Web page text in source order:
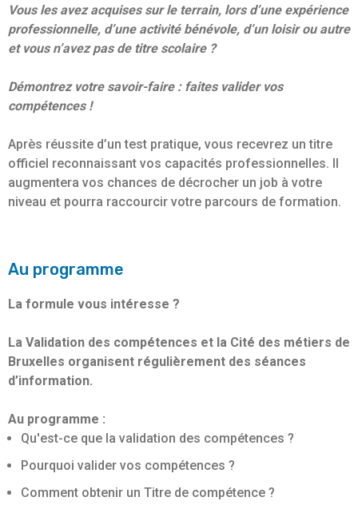
Vous les avez acquises sur le terrain, lors d’une expérience
professionnelle, d’une activité bénévole, d’un loisir ou autre
et vous n’avez pas de titre scolaire ?
Démontrez votre savoir-faire : faites valider vos
compétences !
Après réussite d’un test pratique, vous recevrez un titre
officiel reconnaissant vos capacités professionnelles. Il
augmentera vos chances de décrocher un job à votre
niveau et pourra raccourcir votre parcours de formation.
Au programme
La formule vous intéresse ?
La Validation des compétences et la Cité des métiers de
Bruxelles organisent régulièrement des séances
d’information.
Au programme :
Qu'est-ce que la validation des compétences ?
Pourquoi valider vos compétences ?
Comment obtenir un Titre de compétence ?